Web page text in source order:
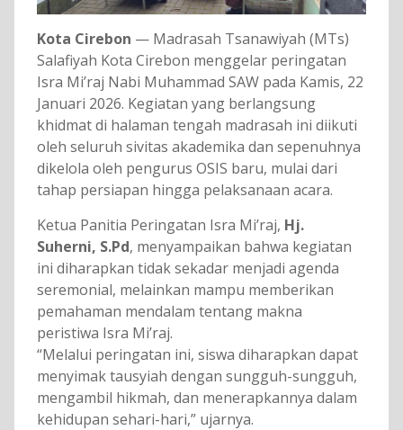
Kota Cirebon — Madrasah Tsanawiyah (MTs)
Salafiyah Kota Cirebon menggelar peringatan
Isra Mi’raj Nabi Muhammad SAW pada Kamis, 22
Januari 2026. Kegiatan yang berlangsung
khidmat di halaman tengah madrasah ini diikuti
oleh seluruh sivitas akademika dan sepenuhnya
dikelola oleh pengurus OSIS baru, mulai dari
tahap persiapan hingga pelaksanaan acara.
Ketua Panitia Peringatan Isra Mi’raj, Hj.
Suherni, S.Pd, menyampaikan bahwa kegiatan
ini diharapkan tidak sekadar menjadi agenda
seremonial, melainkan mampu memberikan
pemahaman mendalam tentang makna
peristiwa Isra Mi’raj.
“Melalui peringatan ini, siswa diharapkan dapat
menyimak tausyiah dengan sungguh-sungguh,
mengambil hikmah, dan menerapkannya dalam
kehidupan sehari-hari,” ujarnya.